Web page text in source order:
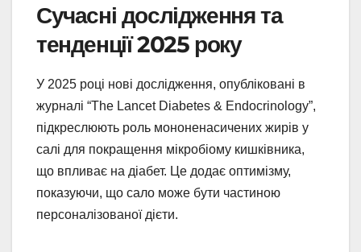
Сучасні дослідження та
тенденції 2025 року
У 2025 році нові дослідження, опубліковані в
журналі “The Lancet Diabetes & Endocrinology”,
підкреслюють роль мононенасичених жирів у
салі для покращення мікробіому кишківника,
що впливає на діабет. Це додає оптимізму,
показуючи, що сало може бути частиною
персоналізованої дієти.